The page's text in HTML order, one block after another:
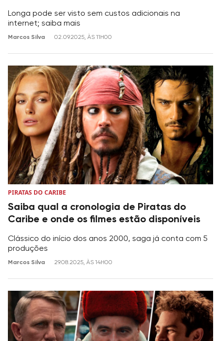
Longa pode ser visto sem custos adicionais na
internet; saiba mais
Marcos Silva 02.09.2025, ÀS 11H00
PIRATAS DO CARIBE
Saiba qual a cronologia de Piratas do
Caribe e onde os filmes estão disponíveis
Clássico do início dos anos 2000, saga já conta com 5
produções
Marcos Silva 29.08.2025, ÀS 14H00